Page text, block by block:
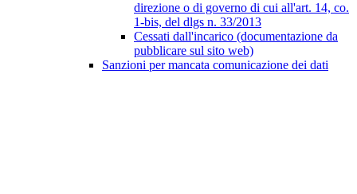
direzione o di governo di cui all'art. 14, co.
1-bis, del dlgs n. 33/2013
Cessati dall'incarico (documentazione da
pubblicare sul sito web)
Sanzioni per mancata comunicazione dei dati